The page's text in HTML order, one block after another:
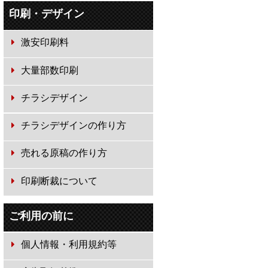
印刷・デザイン
激安印刷料
大量部数印刷
チラシデザイン
チラシデザインの作り方
売れる原稿の作り方
印刷断裁について
ご利用の前に
個人情報・利用規約等